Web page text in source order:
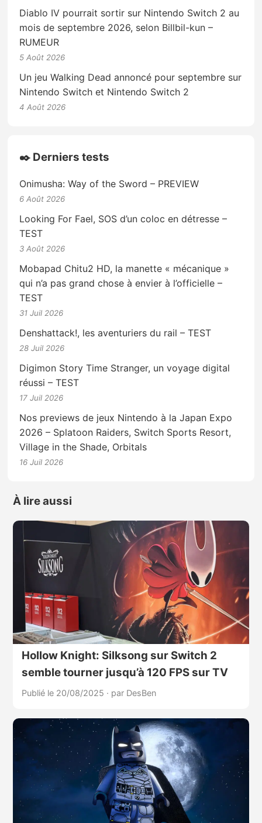
Diablo IV pourrait sortir sur Nintendo Switch 2 au
mois de septembre 2026, selon Billbil-kun –
RUMEUR
5 Août 2026
Un jeu Walking Dead annoncé pour septembre sur
Nintendo Switch et Nintendo Switch 2
4 Août 2026
✒️ Derniers tests
Onimusha: Way of the Sword – PREVIEW
6 Août 2026
Looking For Fael, SOS d’un coloc en détresse –
TEST
3 Août 2026
Mobapad Chitu2 HD, la manette « mécanique »
qui n’a pas grand chose à envier à l’officielle –
TEST
31 Juil 2026
Denshattack!, les aventuriers du rail – TEST
28 Juil 2026
Digimon Story Time Stranger, un voyage digital
réussi – TEST
17 Juil 2026
Nos previews de jeux Nintendo à la Japan Expo
2026 – Splatoon Raiders, Switch Sports Resort,
Village in the Shade, Orbitals
16 Juil 2026
À lire aussi
Hollow Knight: Silksong sur Switch 2
semble tourner jusqu’à 120 FPS sur TV
Publié le 20/08/2025 · par DesBen